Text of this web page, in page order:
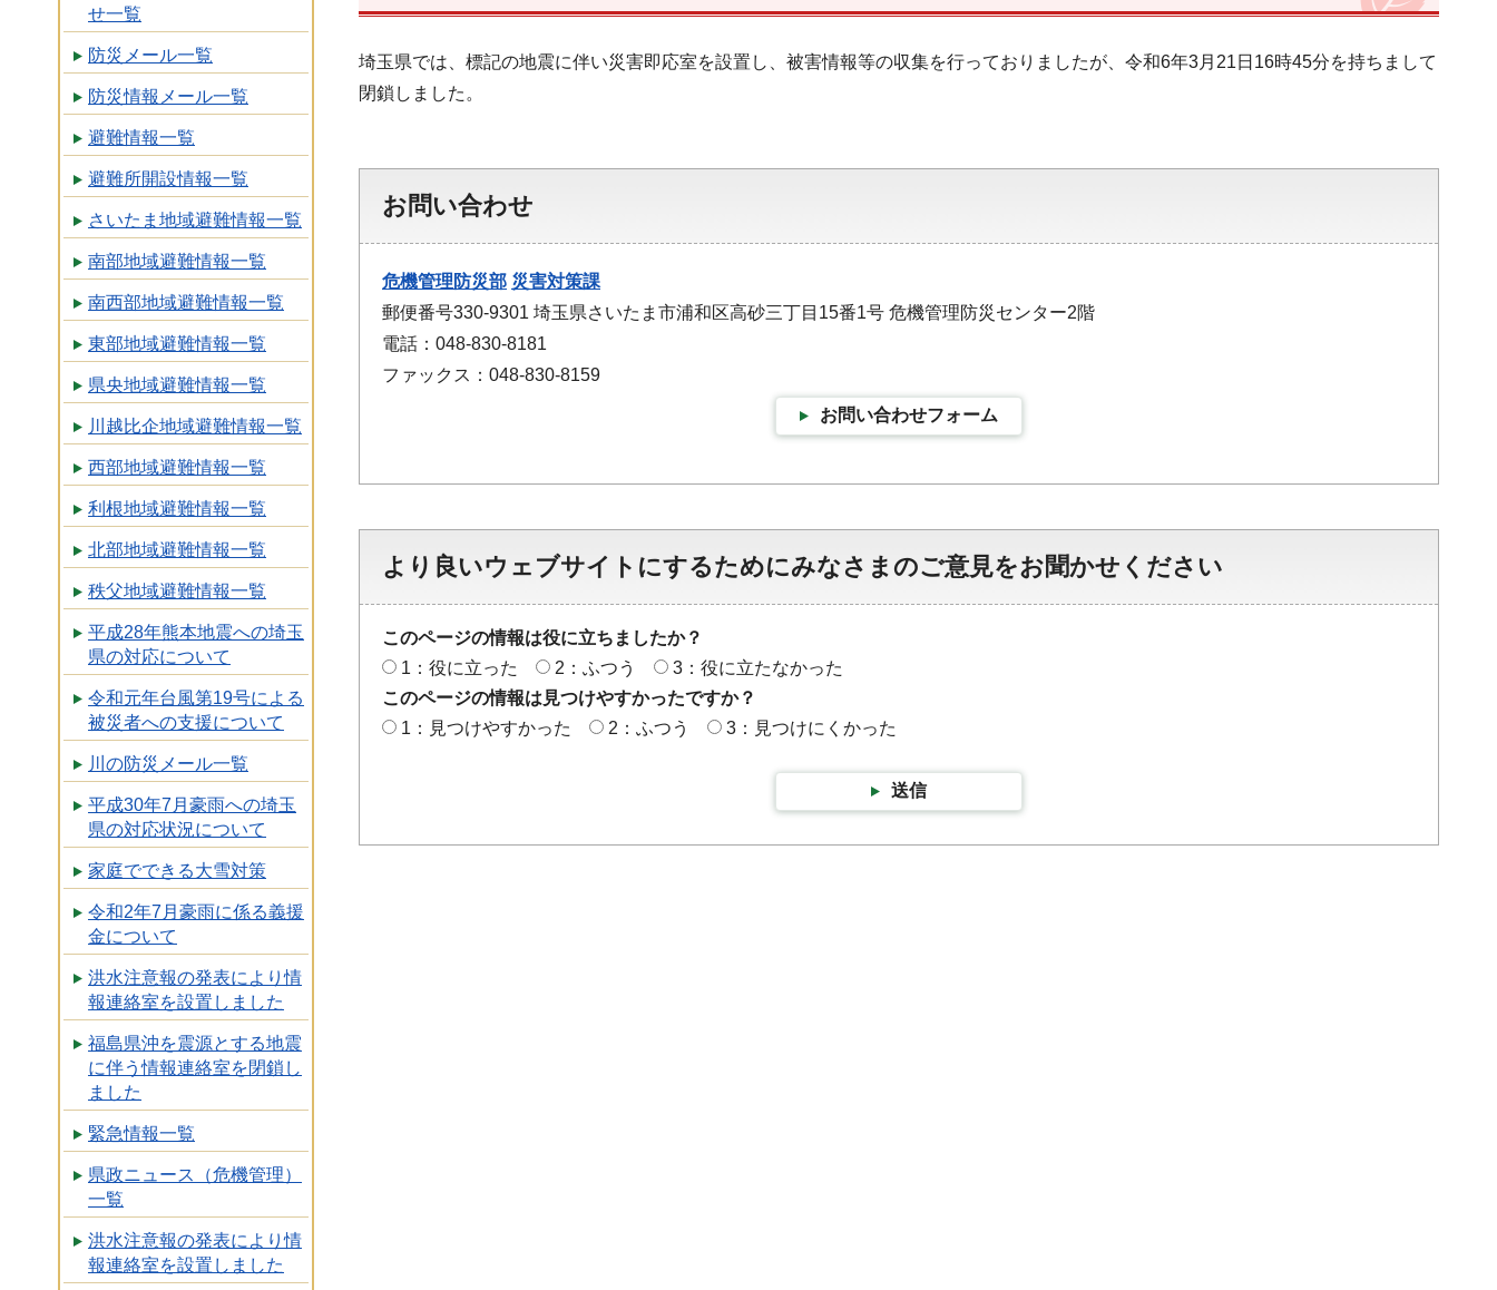
せ一覧
防災メール一覧
防災情報メール一覧
避難情報一覧
避難所開設情報一覧
さいたま地域避難情報一覧
南部地域避難情報一覧
南西部地域避難情報一覧
東部地域避難情報一覧
県央地域避難情報一覧
川越比企地域避難情報一覧
西部地域避難情報一覧
利根地域避難情報一覧
北部地域避難情報一覧
秩父地域避難情報一覧
平成28年熊本地震への埼玉
県の対応について
令和元年台風第19号による
被災者への支援について
川の防災メール一覧
平成30年7月豪雨への埼玉
県の対応状況について
家庭でできる大雪対策
令和2年7月豪雨に係る義援
金について
洪水注意報の発表により情
報連絡室を設置しました
福島県沖を震源とする地震
に伴う情報連絡室を閉鎖し
ました
緊急情報一覧
県政ニュース（危機管理）
一覧
洪水注意報の発表により情
報連絡室を設置しました
埼玉県では、標記の地震に伴い災害即応室を設置し、被害情報等の収集を行っておりましたが、令和6年3月21日16時45分を持ちまして
閉鎖しました。
お問い合わせ
危機管理防災部 災害対策課
郵便番号330-9301 埼玉県さいたま市浦和区高砂三丁目15番1号 危機管理防災センター2階
電話：048-830-8181
ファックス：048-830-8159
お問い合わせフォーム
より良いウェブサイトにするためにみなさまのご意見をお聞かせください
このページの情報は役に立ちましたか？
1：役に立った
2：ふつう
3：役に立たなかった
このページの情報は見つけやすかったですか？
1：見つけやすかった
2：ふつう 3：見つけにくかった
送信